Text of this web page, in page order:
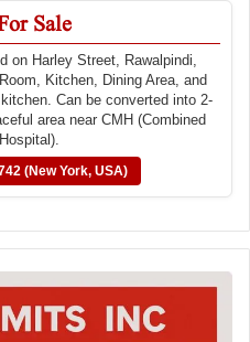
Sale
on Harley Street, Rawalpindi,
Kitchen, Dining Area, and
Can be converted into 2-
area near CMH (Combined
(New York, USA)